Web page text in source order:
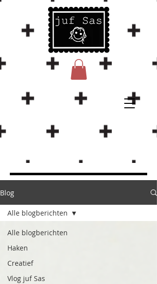
Blog
Alle blogberichten
Haken
Creatief
Vlog juf Sas
Alle blogberichten